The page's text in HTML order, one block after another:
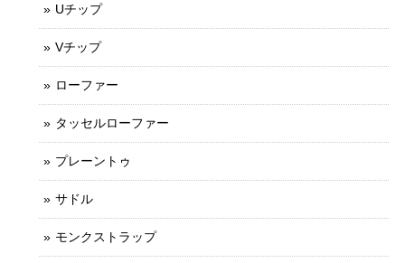
Uチップ
Vチップ
ローファー
タッセルローファー
プレーントゥ
サドル
モンクストラップ